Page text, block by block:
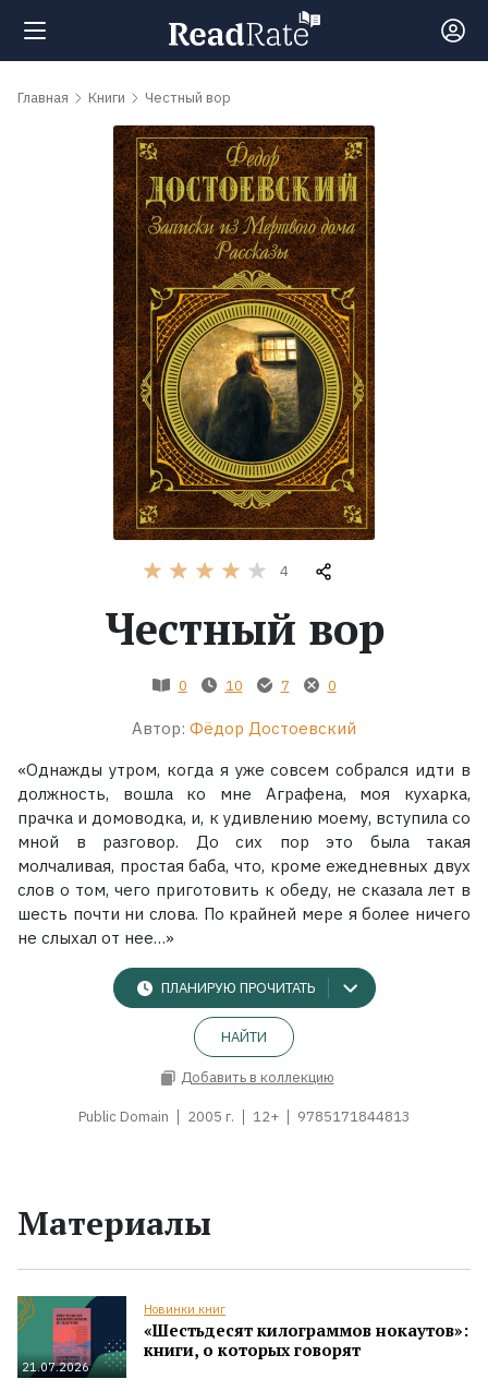
Поиск
Рейтинги
обсуждаемые
Экранизации
Главная Книги Честный вор
4
Честный вор
0 10 7 0
Автор: Фёдор Достоевский
«Однажды утром, когда я уже совсем собрался идти в
должность, вошла ко мне Аграфена, моя кухарка,
прачка и домоводка, и, к удивлению моему, вступила со
мной в разговор. До сих пор это была такая
молчаливая, простая баба, что, кроме ежедневных двух
слов о том, чего приготовить к обеду, не сказала лет в
шесть почти ни слова. По крайней мере я более ничего
не слыхал от нее…»
ПЛАНИРУЮ ПРОЧИТАТЬ
НАЙТИ
Добавить в коллекцию
Public Domain 2005 г. 12+ 9785171844813
Материалы
21.07.2026
Новинки книг
«Шестьдесят килограммов нокаутов»:
книги, о которых говорят